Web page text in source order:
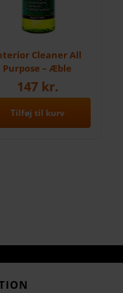
Cleaner All
Purpose – Æble
147 kr.
Tilføj til kurv